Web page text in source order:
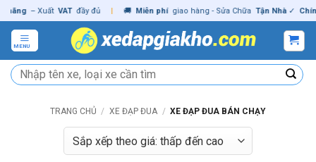
Skip
to
content
Xuất VAT đầy đủ | 🚚 Miễn phí giao hàng - Sửa Chữa Tận Nhà ✓ Chính hãng
MENU
Tìm
kiếm:
TRANG CHỦ / XE ĐẠP ĐUA / XE ĐẠP ĐUA BÁN CHẠY